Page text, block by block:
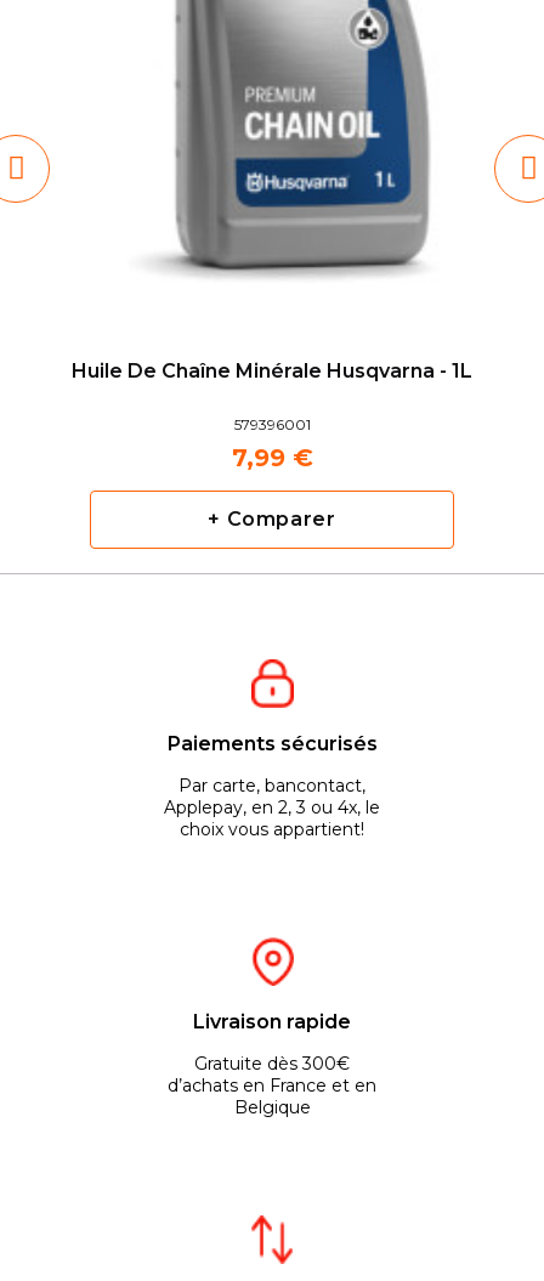
Huile De Chaîne Minérale Husqvarna - 1L
579396001
7,99 €
+ Comparer
Paiements sécurisés
Par carte, bancontact,
Applepay, en 2, 3 ou 4x, le
choix vous appartient!
Livraison rapide
Gratuite dès 300€
d’achats en France et en
Belgique